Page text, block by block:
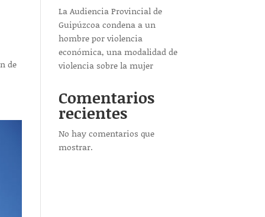
de
La Audiencia Provincial de
Guipúzcoa condena a un
hombre por violencia
económica, una modalidad de
violencia sobre la mujer
Comentarios
recientes
No hay comentarios que
mostrar.